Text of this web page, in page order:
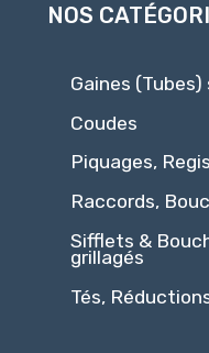
NOS
Gaines (Tubes)
Coudes
Piquages,
Raccords,
Sifflets &
grillagés
Tés,